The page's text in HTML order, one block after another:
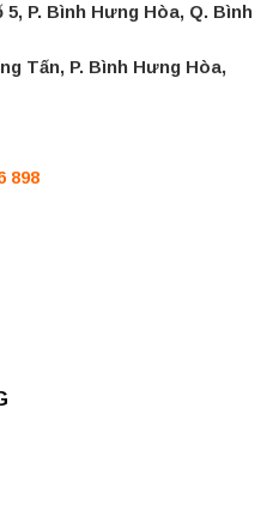
P. Bình Hưng Hòa, Q. Bình
Tấn, P. Bình Hưng Hòa,
898